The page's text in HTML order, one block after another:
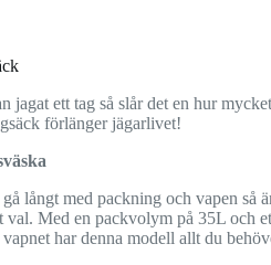
jagat ett tag så slår det en hur
förlänger jägarlivet!
långt med packning och vapen så
val. Med en packvolym på 35L och
har denna modell allt du